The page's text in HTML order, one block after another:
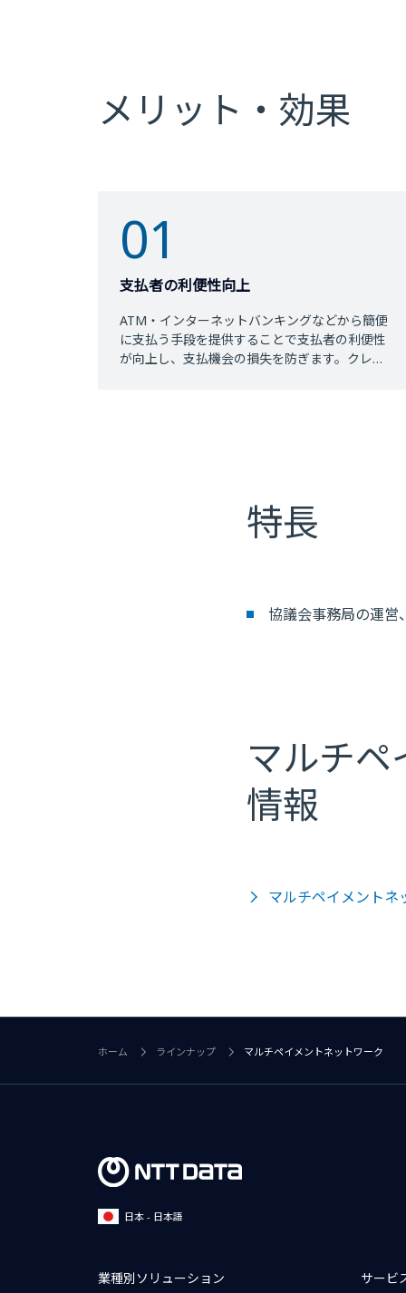
メリット・効果
01
支払者の利便性向上
ATM・インターネットバンキングなどから簡便
に支払う手段を提供することで支払者の利便性
が向上し、支払機会の損失を防ぎます。クレジ
特長
協議会事務局の運営
マルチ
情報
マルチペイメント
ホーム ラインナップ マルチペイメントネットワーク
日本 - 日本語
業種別ソリューション サービ